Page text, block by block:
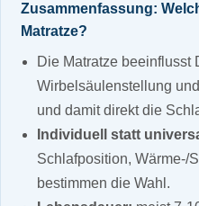
Zusammenfassung:
Matratze?
Die Matratze beeinflusst
Wirbelsäulenstellung
und damit direkt die
Individuell statt
Schlafposition, Wärme-/
bestimmen die Wahl.